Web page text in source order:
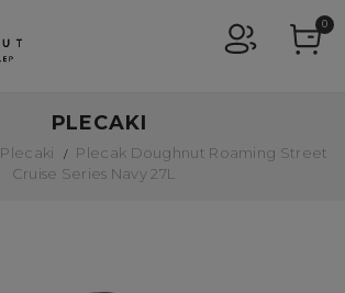
0
PLECAKI
Plecaki
Plecak Doughnut Roaming Street
Cruise Series Navy 27L